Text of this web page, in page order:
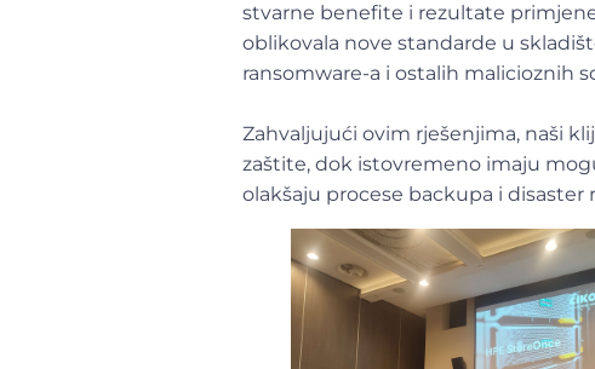
stvarne benefite i rezultate
oblikovala nove standarde u
ransomware-a i ostalih malicioznih
Zahvaljujući ovim rješenjima, naši
zaštite, dok istovremeno imaju
olakšaju procese backupa i disaster